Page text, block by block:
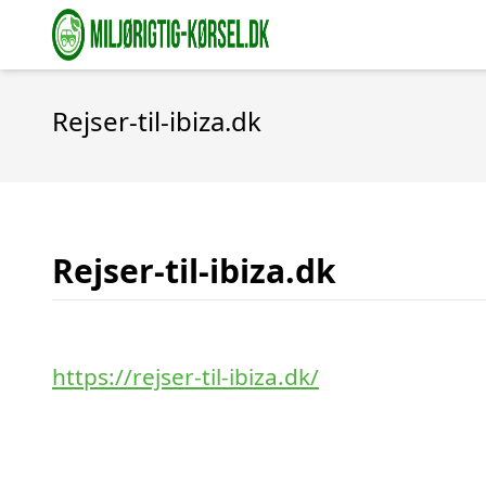
Rejser-til-ibiza.dk
Rejser-til-ibiza.dk
https://rejser-til-ibiza.dk/